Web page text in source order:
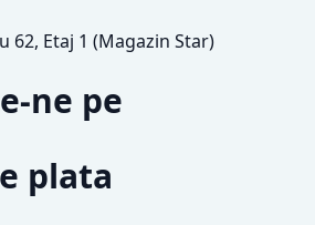
62, Etaj 1 (Magazin Star)
ne pe
plata